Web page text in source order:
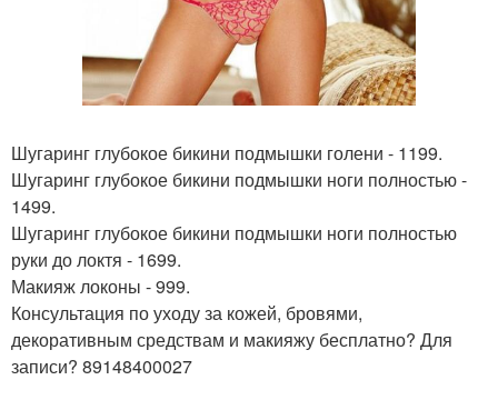
Шугаринг глубокое бикини подмышки голени - 1199.
Шугаринг глубокое бикини подмышки ноги полностью -
1499.
Шугаринг глубокое бикини подмышки ноги полностью
руки до локтя - 1699.
Макияж локоны - 999.
Консультация по уходу за кожей, бровями,
декоративным средствам и макияжу бесплатно? Для
записи? 89148400027